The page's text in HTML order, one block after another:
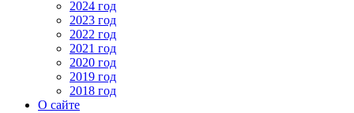
2024 год
2023 год
2022 год
2021 год
2020 год
2019 год
2018 год
О сайте